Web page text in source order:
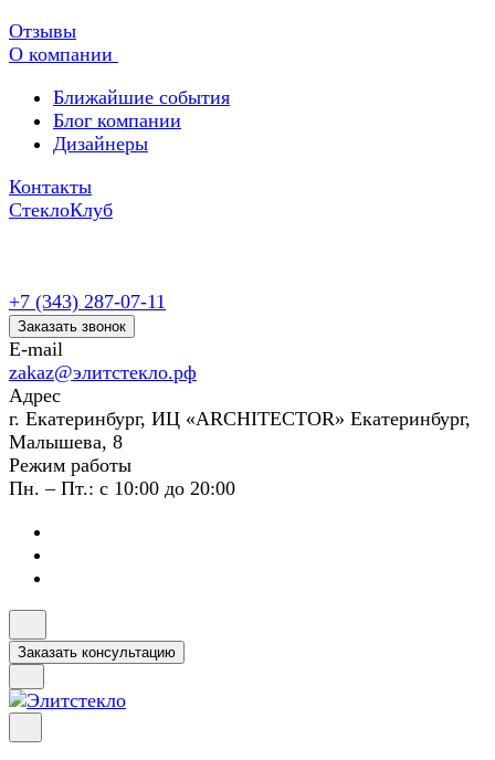
Отзывы
О компании
Ближайшие события
Блог компании
Дизайнеры
Контакты
СтеклоКлуб
+7 (343) 287-07-11
Заказать звонок
E-mail
zakaz@элитстекло.рф
Адрес
г. Екатеринбург, ИЦ «ARCHITECTOR» Екатеринбург,
Малышева, 8
Режим работы
Пн. – Пт.: с 10:00 до 20:00
Заказать консультацию